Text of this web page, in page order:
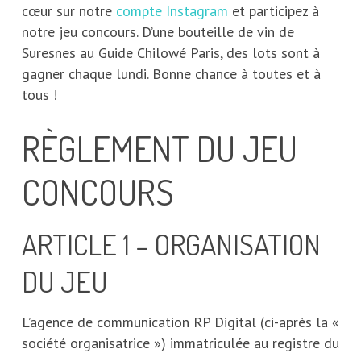
cœur sur notre compte Instagram et participez à
notre jeu concours. D’une bouteille de vin de
Suresnes au Guide Chilowé Paris, des lots sont à
gagner chaque lundi. Bonne chance à toutes et à
tous !
RÈGLEMENT DU JEU
CONCOURS
ARTICLE 1 – ORGANISATION
DU JEU
L’agence de communication RP Digital (ci-après la «
société organisatrice ») immatriculée au registre du